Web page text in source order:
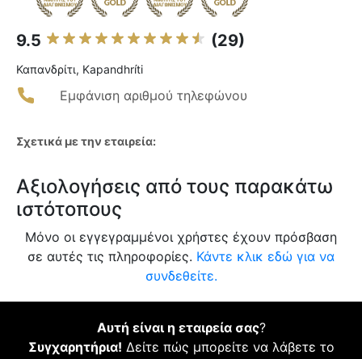
9.5 (29)
Καπανδρίτι, Kapandhríti
Εμφάνιση αριθμού τηλεφώνου
Σχετικά με την εταιρεία:
Αξιολογήσεις από τους παρακάτω
ιστότοπους
Μόνο οι εγγεγραμμένοι χρήστες έχουν πρόσβαση
σε αυτές τις πληροφορίες. Κάντε κλικ εδώ για να
συνδεθείτε.
Αυτή είναι η εταιρεία σας?
Συγχαρητήρια! Δείτε πώς μπορείτε να λάβετε το